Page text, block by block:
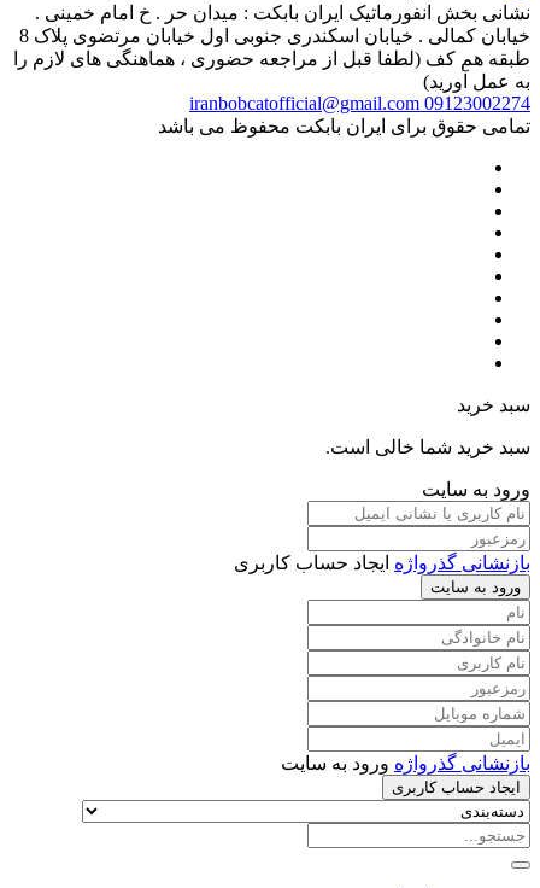
نشانی بخش انفورماتیک ایران بابکت : میدان حر . خ امام خمینی .
خیابان کمالی . خیابان اسکندری جنوبی اول خیابان مرتضوی پلاک 8
طبقه هم کف (لطفا قبل از مراجعه حضوری ، هماهنگی های لازم را
به عمل آورید)
09123002274
iranbobcatofficial@gmail.com
تمامی حقوق برای ایران بابکت محفوظ می باشد
سبد خرید
سبد خرید شما خالی است.
ورود به سایت
بازنشانی گذرواژه ایجاد حساب کاربری
ورود به سایت
بازنشانی گذرواژه ورود به سایت
ایجاد حساب کاربری